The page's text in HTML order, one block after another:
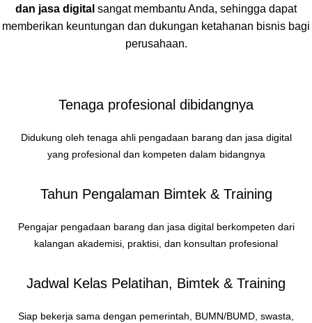
dan jasa digital sangat membantu Anda, sehingga dapat
memberikan keuntungan dan dukungan ketahanan bisnis bagi
perusahaan.
Tenaga profesional dibidangnya
Didukung oleh tenaga ahli pengadaan barang dan jasa digital
yang profesional dan kompeten dalam bidangnya
Tahun Pengalaman Bimtek & Training
Pengajar pengadaan barang dan jasa digital berkompeten dari
kalangan akademisi, praktisi, dan konsultan profesional
Jadwal Kelas Pelatihan, Bimtek & Training
Siap bekerja sama dengan pemerintah, BUMN/BUMD, swasta,